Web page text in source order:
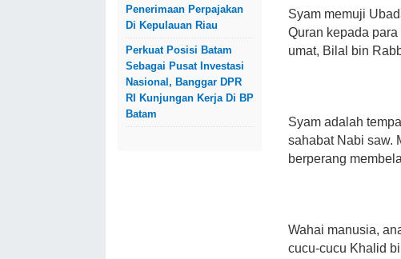
Penerimaan Perpajakan
Di Kepulauan Riau
Perkuat Posisi Batam
Sebagai Pusat Investasi
Nasional, Banggar DPR
RI Kunjungan Kerja Di BP
Batam
Syam memuji
Quran kepada
umat, Bilal bin
Syam adalah
sahabat Nabi saw.
berperang
Wahai manusia,
cucu-cucu Khalid